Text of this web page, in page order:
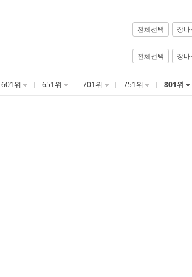
전체선택 장바
전체선택 장바
601위 651위 701위 751위 801위